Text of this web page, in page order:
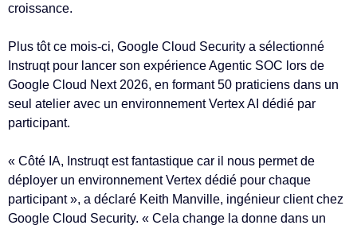
croissance.
Plus tôt ce mois-ci, Google Cloud Security a sélectionné
Instruqt pour lancer son expérience Agentic SOC lors de
Google Cloud Next 2026, en formant 50 praticiens dans un
seul atelier avec un environnement Vertex AI dédié par
participant.
« Côté IA, Instruqt est fantastique car il nous permet de
déployer un environnement Vertex dédié pour chaque
participant », a déclaré Keith Manville, ingénieur client chez
Google Cloud Security. « Cela change la donne dans un